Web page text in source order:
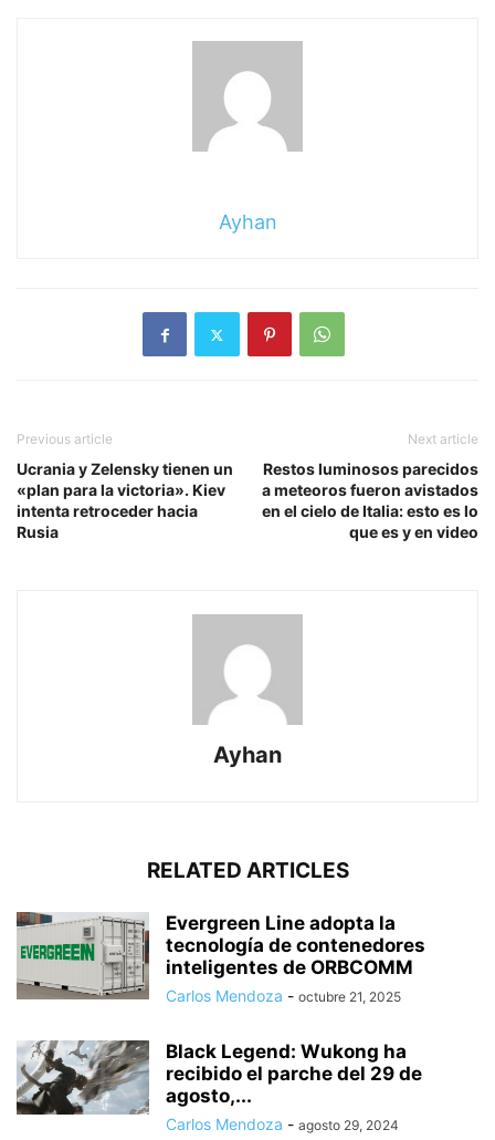
Ayhan
Previous article
Ucrania y Zelensky tienen un
«plan para la victoria». Kiev
intenta retroceder hacia
Rusia
Next article
Restos luminosos parecidos
a meteoros fueron avistados
en el cielo de Italia: esto es lo
que es y en video
Ayhan
RELATED ARTICLES
Evergreen Line adopta la
tecnología de contenedores
inteligentes de ORBCOMM
Carlos Mendoza - octubre 21, 2025
Black Legend: Wukong ha
recibido el parche del 29 de
agosto,...
Carlos Mendoza - agosto 29, 2024